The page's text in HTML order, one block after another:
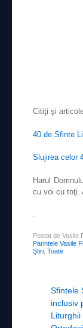
Citiţi şi
40 de Sfinte
Slujirea celor
Harul
cu voi cu toţi.
.
Postat de Vasile
Parintele Vasile
Ştiri Toate
PostSfintele
inclusiv